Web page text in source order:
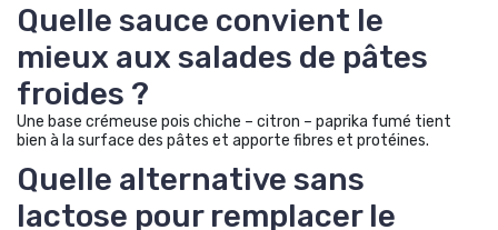
Quelle sauce convient le
mieux aux salades de pâtes
froides ?
Une base crémeuse pois chiche – citron – paprika fumé tient
bien à la surface des pâtes et apporte fibres et protéines.
Quelle alternative sans
lactose pour remplacer le